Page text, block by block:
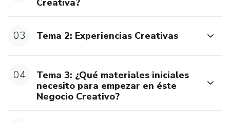
* Actualizaciones de por vida.
* No necesitas de Equipo de Corte Digital (es mejor si lo
tienes).
* Es adaptable a tu horario.
Sigue creciendo y aprendiendo en este mundo creativo.
03 Tema 2: Experiencias Creativas
04
Tema 3: ¿Qué materiales iniciales
necesito para empezar en éste
Negocio Creativo?